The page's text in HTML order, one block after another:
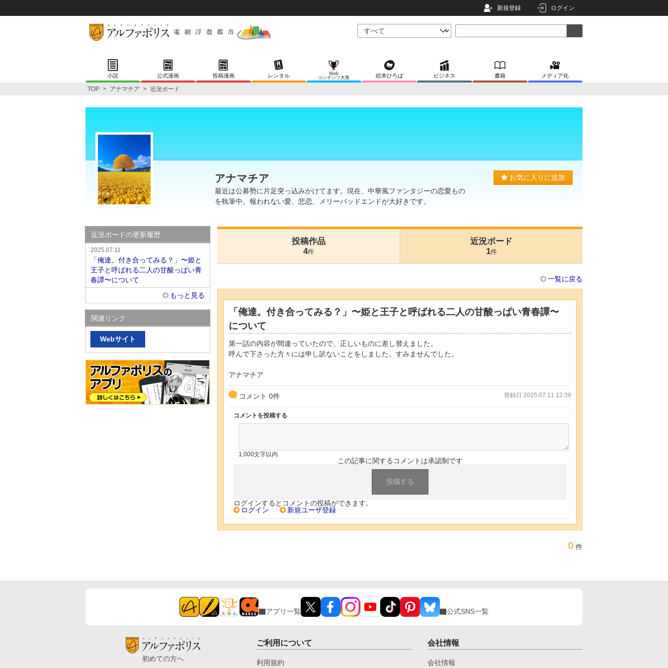
新規登録 ログイン
小説 公式漫画 投稿漫画 レンタル
Web
コンテンツ大賞
絵本ひろば ビジネス 書籍 メディア化
TOP > アナマチア > 近況ボード
アナマチア
最近は公募勢に片足突っ込みかけてます。現在、中華風ファンタジーの恋愛もの
を執筆中。報われない愛、悲恋、メリーバッドエンドが大好きです。
お気に入りに追加
投稿作品
4件
近況ボード
1件
一覧に戻る
「俺達。付き合ってみる？」〜姫と王子と呼ばれる二人の甘酸っぱい青春譚〜
について
第一話の内容が間違っていたので、正しいものに差し替えました。
呼んで下さった方々には申し訳ないことをしました。すみませんでした。
アナマチア
コメント 0件 登録日 2025.07.11 12:39
コメントを投稿する
1,000文字以内
この記事に関するコメントは承認制です
ログインするとコメントの投稿ができます。
ログイン
新規ユーザ登録
0 件
近況ボードの更新履歴
2025.07.11
「俺達。付き合ってみる？」〜姫と
王子と呼ばれる二人の甘酸っぱい青
春譚〜について
もっと見る
関連リンク
Webサイト
アプリ一覧 公式SNS一覧
初めての方へ
ご利用について
利用規約
会社情報
会社情報